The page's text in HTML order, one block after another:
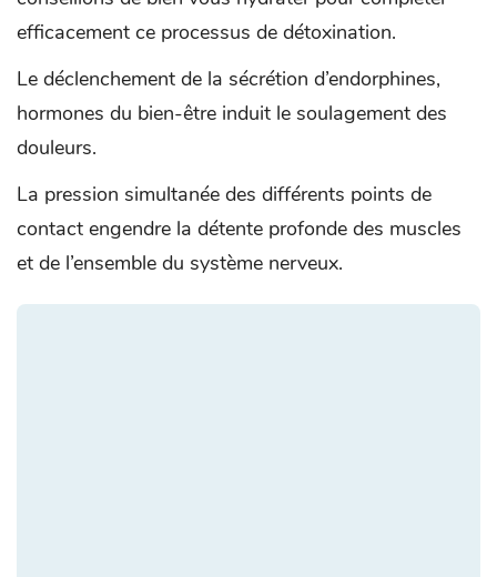
efficacement ce processus de détoxination.
Le déclenchement de la sécrétion d’endorphines,
hormones du bien-être induit le soulagement des
douleurs.
La pression simultanée des différents points de
contact engendre la détente profonde des muscles
et de l’ensemble du système nerveux.